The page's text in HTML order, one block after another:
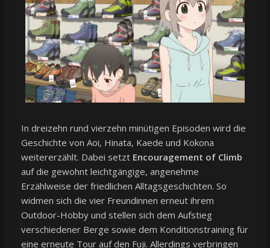
In dreizehn rund vierzehn minütigen Episoden wird die
Geschichte von Aoi, Hinata, Kaede und Kokona
weitererzählt. Dabei setzt Encouragement of Climb
auf die gewohnt leichtgängige, angenehme
Erzählweise der friedlichen Alltagsgeschichten. So
widmen sich die vier Freundinnen erneut ihrem
Outdoor-Hobby und stellen sich dem Aufstieg
verschiedener Berge sowie dem Konditionstraining für
eine erneute Tour auf den Fuji. Allerdings verbringen